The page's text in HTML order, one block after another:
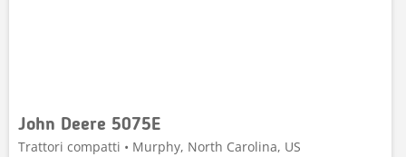
John Deere 5075E
Trattori compatti • Murphy, North Carolina, US